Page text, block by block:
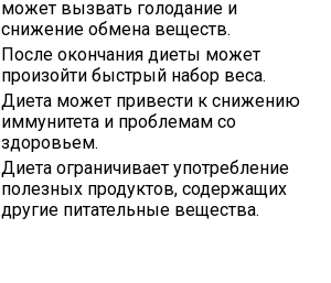
может вызвать голодание и
снижение обмена веществ.
После окончания диеты может
произойти быстрый набор веса.
Диета может привести к снижению
иммунитета и проблемам со
здоровьем.
Диета ограничивает употребление
полезных продуктов, содержащих
другие питательные вещества.